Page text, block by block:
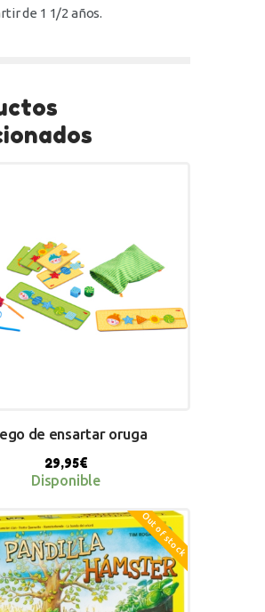
de 1 1/2 años.
BUY NOW
de ensartar oruga
29,95€
Disponible
Out of stock